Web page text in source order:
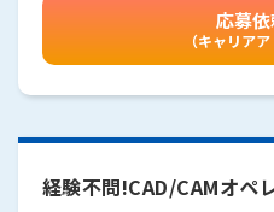
応募
（キャリア
経験不問!CAD/CAMオペ